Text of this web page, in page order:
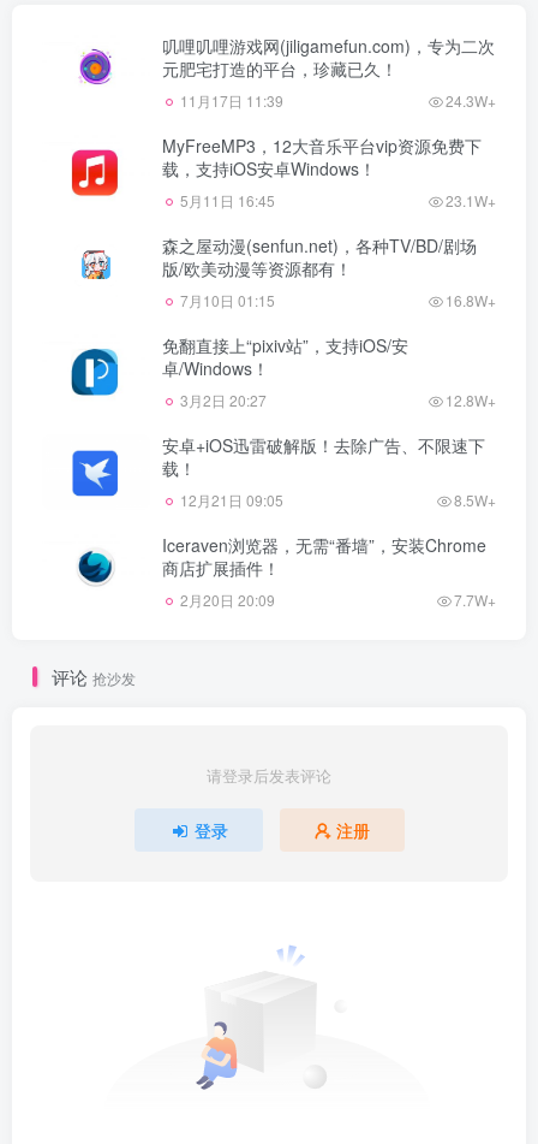
叽哩叽哩游戏网(jiligamefun.com)，专为二次
元肥宅打造的平台，珍藏已久！
11月17日 11:39 24.3W+
MyFreeMP3，12大音乐平台vip资源免费下
载，支持iOS安卓Windows！
5月11日 16:45 23.1W+
森之屋动漫(senfun.net)，各种TV/BD/剧场
版/欧美动漫等资源都有！
7月10日 01:15 16.8W+
免翻直接上“pixiv站”，支持iOS/安
卓/Windows！
3月2日 20:27 12.8W+
安卓+iOS迅雷破解版！去除广告、不限速下
载！
12月21日 09:05 8.5W+
Iceraven浏览器，无需“番墙”，安装Chrome
商店扩展插件！
2月20日 20:09 7.7W+
评论 抢沙发
请登录后发表评论
登录 注册